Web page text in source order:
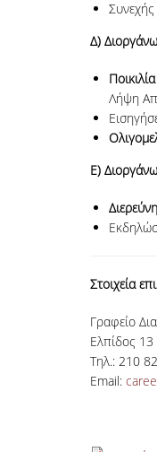
Συνεχής
Δ)
Λήψη
Ε)
Στοιχεία
Γραφείο
Ελπίδος
Τηλ.: 210
Email: